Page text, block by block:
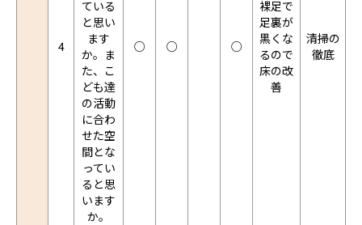
4
ている
と思い
ます
か。ま
た、こ
ども達
の活動
に合わ
せた空
間とな
ってい
ると思
います
か。
○ ○ ○
裸足で
足裏が
黒くな
るので
床の改
善
清掃の
徹底